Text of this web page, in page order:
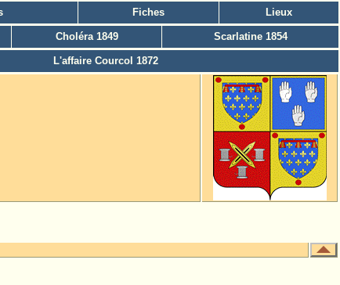
Fiches Lieux
Choléra 1849 Scarlatine 1854
L'affaire Courcol 1872